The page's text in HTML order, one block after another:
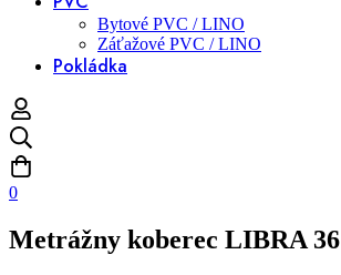
Bytové PVC / LINO
Záťažové PVC / LINO
Pokládka
0
Metrážny koberec LIBRA 36